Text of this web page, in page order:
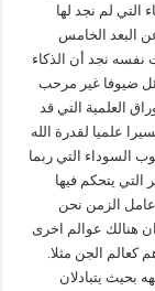
التي لم نجد لها
البعد الخامس
نفسه نجد أن الذكاء
ضيوفا غير مرحب
العلمية التي قد
علميا لقدرة الله
السوداء التي ربما
يتحكم فيها
عامل الزمن نحن
هنالك عوالم اخرى
كعالم الجن مثلا.
بحيث يتبادلان